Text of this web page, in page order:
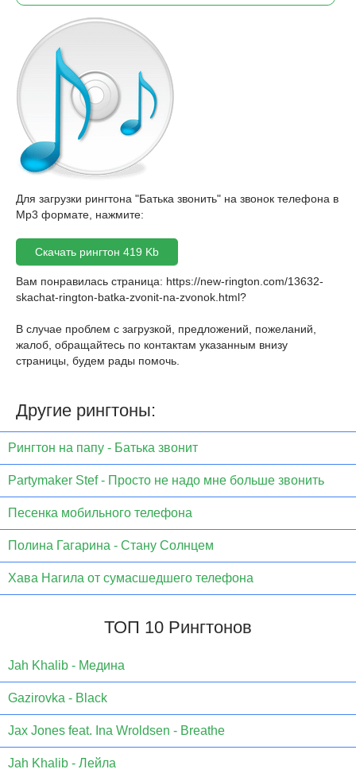
Для загрузки рингтона "Батька звонить" на звонок телефона в
Mp3 формате, нажмите:
Скачать рингтон 419 Kb
Вам понравилась страница: https://new-rington.com/13632-
skachat-rington-batka-zvonit-na-zvonok.html?
В случае проблем с загрузкой, предложений, пожеланий,
жалоб, обращайтесь по контактам указанным внизу
страницы, будем рады помочь.
Другие рингтоны:
Рингтон на папу - Батька звонит
Partymaker Stef - Просто не надо мне больше звонить
Песенка мобильного телефона
Полина Гагарина - Стану Солнцем
Хава Нагила от сумасшедшего телефона
ТОП 10 Рингтонов
Jаh Khаlib - Медина
Gazirovka - Black
Jax Jones feat. Ina Wroldsen - Breathe
Jah Khalib - Лейла